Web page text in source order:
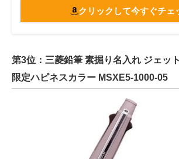
クリックして今すぐチェ
第3位：三菱鉛筆 素掘り名入れ ジェッ
限定ハピネスカラー MSXE5-1000-05